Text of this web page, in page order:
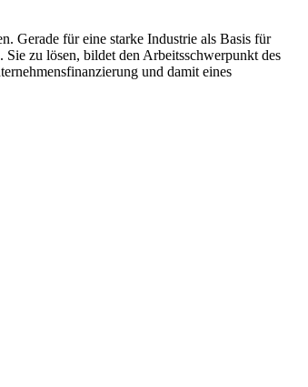
Gerade für eine starke Industrie als Basis für
zu lösen, bildet den Arbeitsschwerpunkt des
und damit eines